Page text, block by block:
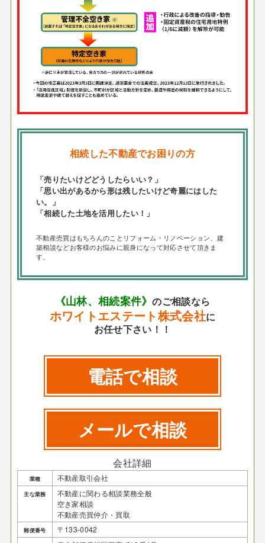
相続した不動産でお困りの方
「売りたいけどどうしたらいい？」
「思い出があるから形は残したいけど奇麗にはした
い。」
「相続した土地を活用したい！」
不動産売買はもちろんのことリフォーム・リノベーション、建
築相談などお客様のお悩みに親身になって対応させて頂きま
す。
《山林、相続案件》のご相談なら
ホワイトエステート株式会社に
お任せ下さい！！
電話で相談
メールで相談
会社詳細
業種 不動産取引会社
主な業務
不動産に関わる相談業務全般
空き家相談
不動産売買仲介・買取
郵便番号 〒133-0042